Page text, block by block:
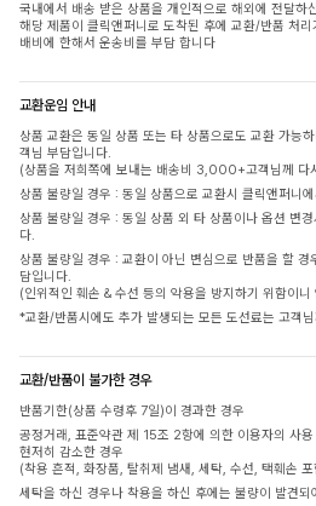
국내에서 배송 받은 상품을 개인적으로 해외에 전달하
해당 제품이 클릭앤퍼니로 도착된 후에 교환/반품 처
배비에 한해서 운송비를 부담 합니다
교환운임 안내
상품 교환은 동일 상품 또는 타 상품으로도 교환 가
객님 부담입니다.
(상품을 저희쪽에 보내는 배송비 3,000+고객님께
상품 불량일 경우 : 동일 상품으로 교환시 클릭앤퍼니
상품 불량일 경우 : 동일 상품 외 타 상품이나 옵션 변
다.
상품 불량일 경우 : 교환이 아닌 변심으로 반품을 할
담입니다.
(인위적인 훼손 & 수선 등의 악용을 방지하기 위함이니
*교환/반품시에도 추가 발생되는 모든 도선료는 고객
교환/반품이 불가한 경우
반품기한(상품 수령후 7일)이 경과한 경우
공정거래, 표준약관 제 15조 2항에 의한 이용자의 사
현저히 감소한 경우
(착용 흔적, 화장품, 탈취제 냄새, 세탁, 수선, 택훼손 포
세탁을 하신 경우나 착용을 하신 후에는 불량이 발견